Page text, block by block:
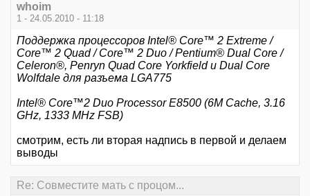
whoim
1 - 24.05.2010 - 11:18
Поддержка процессоров Intel® Core™ 2 Extreme /
Core™ 2 Quad / Core™ 2 Duo / Pentium® Dual Core /
Celeron®, Penryn Quad Core Yorkfield и Dual Core
Wolfdale для разъема LGA775
Intel® Core™2 Duo Processor E8500 (6M Cache, 3.16
GHz, 1333 MHz FSB)
смотрим, есть ли вторая надпись в первой и делаем
выводы
Re: Совместите мать с процом...